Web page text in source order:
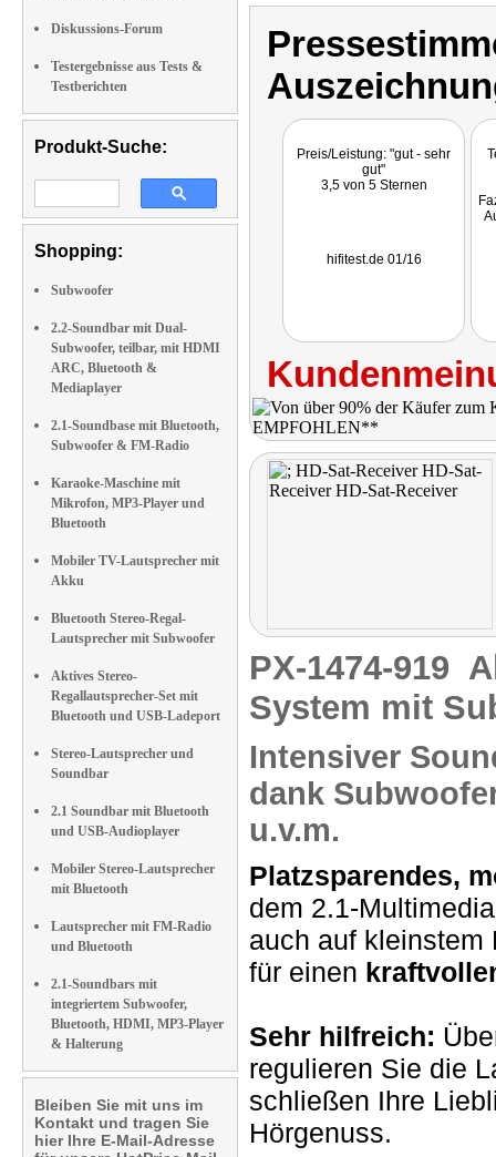
Diskussions-Forum
Testergebnisse aus Tests &
Testberichten
Produkt-Suche:
Shopping:
Subwoofer
2.2-Soundbar mit Dual-
Subwoofer, teilbar, mit HDMI
ARC, Bluetooth &
Mediaplayer
2.1-Soundbase mit Bluetooth,
Subwoofer & FM-Radio
Karaoke-Maschine mit
Mikrofon, MP3-Player und
Bluetooth
Mobiler TV-Lautsprecher mit
Akku
Bluetooth Stereo-Regal-
Lautsprecher mit Subwoofer
Aktives Stereo-
Regallautsprecher-Set mit
Bluetooth und USB-Ladeport
Stereo-Lautsprecher und
Soundbar
2.1 Soundbar mit Bluetooth
und USB-Audioplayer
Mobiler Stereo-Lautsprecher
mit Bluetooth
Lautsprecher mit FM-Radio
und Bluetooth
2.1-Soundbars mit
integriertem Subwoofer,
Bluetooth, HDMI, MP3-Player
& Halterung
Bleiben Sie mit uns im
Kontakt und tragen Sie
hier Ihre E-Mail-Adresse
Preis/Leistung: "gut - sehr
gut"
3,5 von 5 Sternen
hifitest.de 01/16
PX-1474-919
System mit
Intensiver
dank
u.v.m.
Platzsparendes,
dem 2.1-
auch auf kleinstem
für einen
Sehr hilfreich:
regulieren Sie die
schließen Ihre
Hörgenuss.